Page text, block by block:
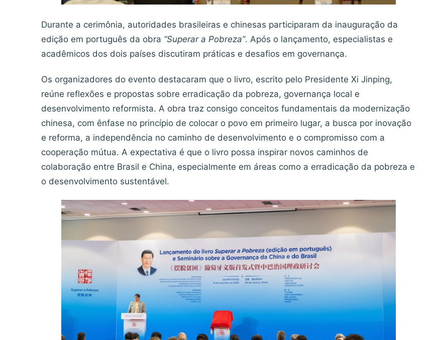
Durante a cerimônia, autoridades brasileiras e chinesas participaram da inauguração da
edição em português da obra “Superar a Pobreza”. Após o lançamento, especialistas e
acadêmicos dos dois países discutiram práticas e desafios em governança.
Os organizadores do evento destacaram que o livro, escrito pelo Presidente Xi Jinping,
reúne reflexões e propostas sobre erradicação da pobreza, governança local e
desenvolvimento reformista. A obra traz consigo conceitos fundamentais da modernização
chinesa, com ênfase no princípio de colocar o povo em primeiro lugar, a busca por inovação
e reforma, a independência no caminho de desenvolvimento e o compromisso com a
cooperação mútua. A expectativa é que o livro possa inspirar novos caminhos de
colaboração entre Brasil e China, especialmente em áreas como a erradicação da pobreza e
o desenvolvimento sustentável.